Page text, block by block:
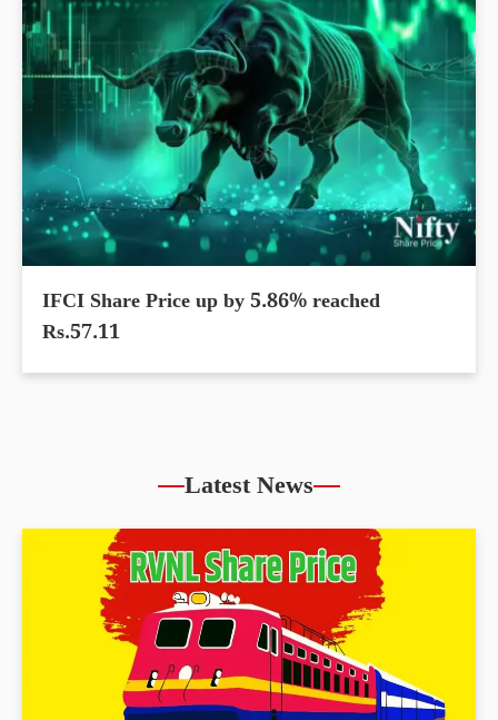
IFCI Share Price up by 5.86% reached
Rs.57.11
Latest News